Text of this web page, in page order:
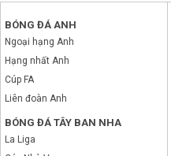
BÓNG ĐÁ ANH
Ngoại hạng Anh
Hạng nhất Anh
Cúp FA
Liên đoàn Anh
BÓNG ĐÁ TÂY BAN NHA
La Liga